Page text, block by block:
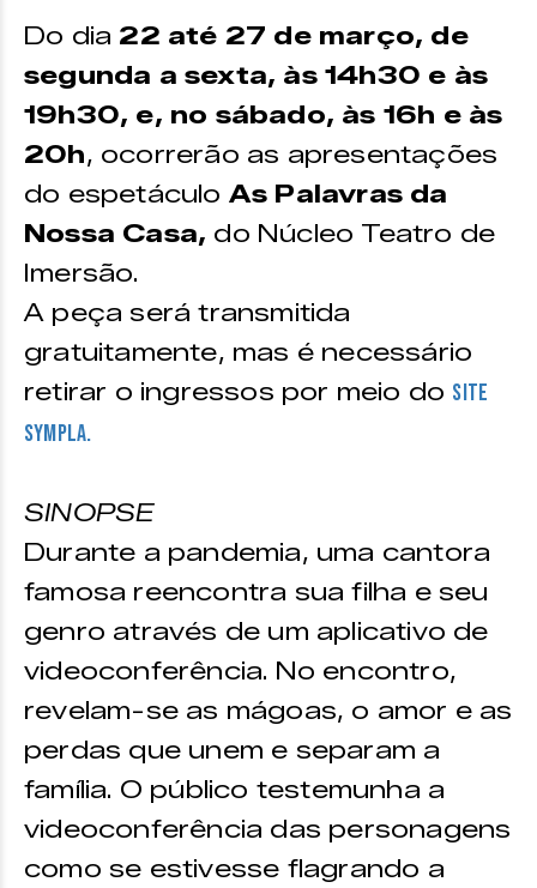
Do dia 22 até 27 de março, de
segunda a sexta, às 14h30 e às
19h30, e, no sábado, às 16h e às
20h, ocorrerão as apresentações
do espetáculo As Palavras da
Nossa Casa, do Núcleo Teatro de
Imersão.
A peça será transmitida
gratuitamente, mas é necessário
retirar o ingressos por meio do site
Sympla.
SINOPSE
Durante a pandemia, uma cantora
famosa reencontra sua filha e seu
genro através de um aplicativo de
videoconferência. No encontro,
revelam-se as mágoas, o amor e as
perdas que unem e separam a
família. O público testemunha a
videoconferência das personagens
como se estivesse flagrando a